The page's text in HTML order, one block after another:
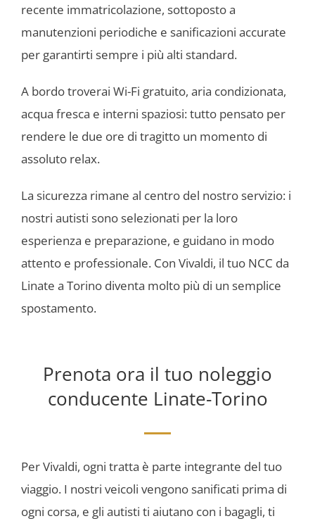
recente immatricolazione, sottoposto a
manutenzioni periodiche e sanificazioni accurate
per garantirti sempre i più alti standard.
A bordo troverai Wi-Fi gratuito, aria condizionata,
acqua fresca e interni spaziosi: tutto pensato per
rendere le due ore di tragitto un momento di
assoluto relax.
La sicurezza rimane al centro del nostro servizio: i
nostri autisti sono selezionati per la loro
esperienza e preparazione, e guidano in modo
attento e professionale. Con Vivaldi, il tuo NCC da
Linate a Torino diventa molto più di un semplice
spostamento.
Prenota ora il tuo noleggio
conducente Linate-Torino
Per Vivaldi, ogni tratta è parte integrante del tuo
viaggio. I nostri veicoli vengono sanificati prima di
ogni corsa, e gli autisti ti aiutano con i bagagli, ti